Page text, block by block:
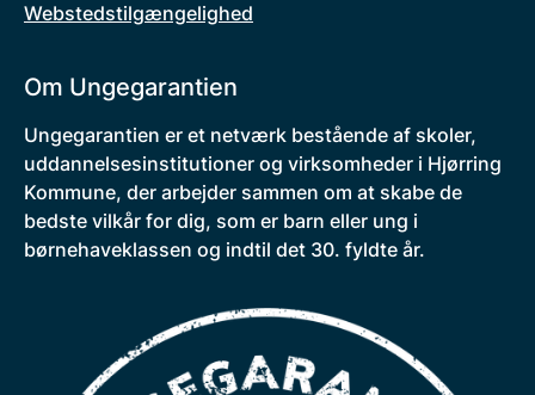
Webstedstilgængelighed
Om Ungegarantien
Ungegarantien er et netværk bestående af skoler,
uddannelsesinstitutioner og virksomheder i Hjørring
Kommune, der arbejder sammen om at skabe de
bedste vilkår for dig, som er barn eller ung i
børnehaveklassen og indtil det 30. fyldte år.